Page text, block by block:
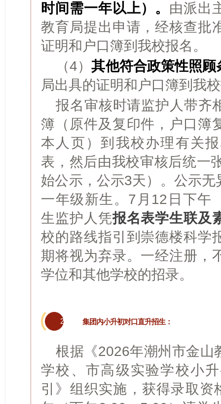
时间需一年以上）。 由派出
教育局提出申请，经核查批
证明和户口簿到我校报名。
（4）其他符合政策性照
局出具的证明和户口簿到我
报名审核时请监护人带齐
簿（原件及复印件，户口簿
本人页）到我校办理有关
表，然后由我校审核后统一
始公示，公示3天）。公示
一年级新生。7月12日下午
生监护人凭报名表学生联及
校的路线指引到崇德楼科学
期将视为弃录。一经注册，
学位和其他学校的招录。
2 集团内小升初对口直升招生：
根据《2026年潮州市金山
学校、市高级实验学校小
引》组织实施，获得录取